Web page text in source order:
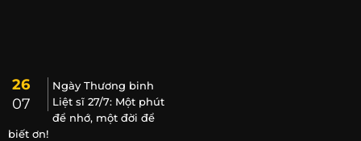
26
07
Ngày Thương binh
Liệt sĩ 27/7: Một phút
để nhớ, một đời để
biết ơn!